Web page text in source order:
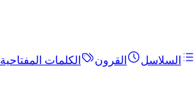
السلاسل القرون الكلمات المفتاحية